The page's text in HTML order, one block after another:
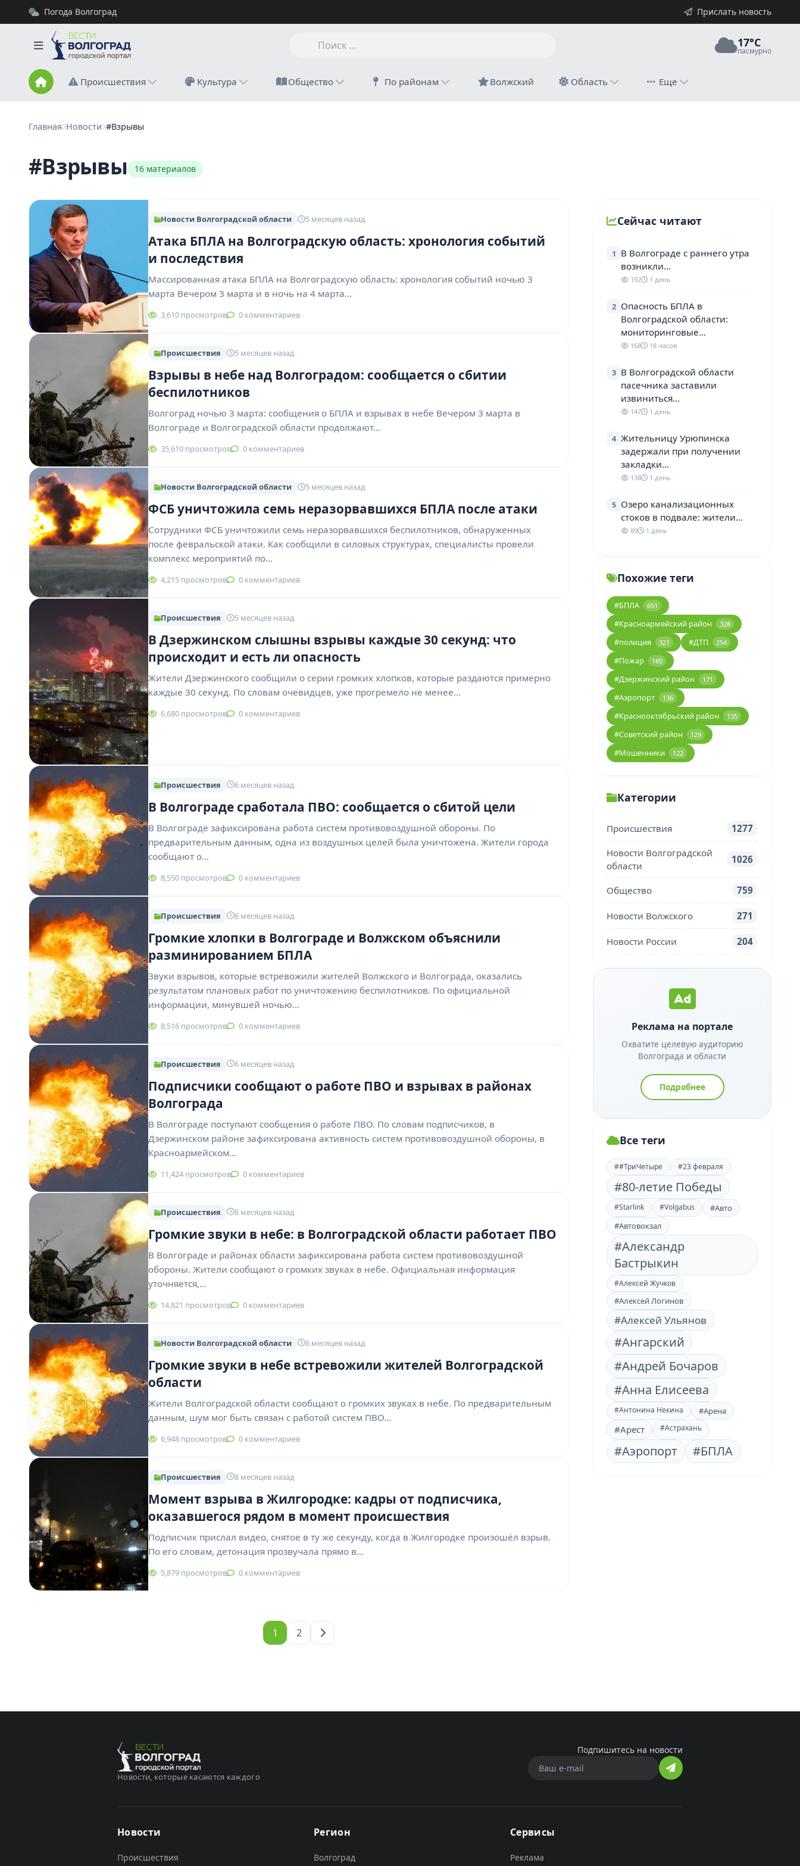
Погода Волгоград Прислать новость
17°C
пасмурно
Происшествия Культура Общество По районам Волжский Область Еще
Главная Новости #Взрывы
#Взрывы 16 материалов
Новости Волгоградской области 5 месяцев назад
Атака БПЛА на Волгоградскую область: хронология событий
и последствия
Массированная атака БПЛА на Волгоградскую область: хронология событий ночью 3
марта Вечером 3 марта и в ночь на 4 марта…
3,610 просмотров 0 комментариев
Происшествия 5 месяцев назад
Взрывы в небе над Волгоградом: сообщается о сбитии
беспилотников
Волгоград ночью 3 марта: сообщения о БПЛА и взрывах в небе Вечером 3 марта в
Волгограде и Волгоградской области продолжают…
35,610 просмотров 0 комментариев
Новости Волгоградской области 5 месяцев назад
ФСБ уничтожила семь неразорвавшихся БПЛА после атаки
Сотрудники ФСБ уничтожили семь неразорвавшихся беспилотников, обнаруженных
после февральской атаки. Как сообщили в силовых структурах, специалисты провели
комплекс мероприятий по…
4,215 просмотров 0 комментариев
Происшествия 5 месяцев назад
В Дзержинском слышны взрывы каждые 30 секунд: что
происходит и есть ли опасность
Жители Дзержинского сообщили о серии громких хлопков, которые раздаются примерно
каждые 30 секунд. По словам очевидцев, уже прогремело не менее…
6,680 просмотров 0 комментариев
Происшествия 6 месяцев назад
В Волгограде сработала ПВО: сообщается о сбитой цели
В Волгограде зафиксирована работа систем противовоздушной обороны. По
предварительным данным, одна из воздушных целей была уничтожена. Жители города
сообщают о…
8,550 просмотров 0 комментариев
Происшествия 6 месяцев назад
Громкие хлопки в Волгограде и Волжском объяснили
разминированием БПЛА
Звуки взрывов, которые встревожили жителей Волжского и Волгограда, оказались
результатом плановых работ по уничтожению беспилотников. По официальной
информации, минувшей ночью…
8,516 просмотров 0 комментариев
Происшествия 6 месяцев назад
Подписчики сообщают о работе ПВО и взрывах в районах
Волгограда
В Волгограде поступают сообщения о работе ПВО. По словам подписчиков, в
Дзержинском районе зафиксирована активность систем противовоздушной обороны, в
Красноармейском…
11,424 просмотров 0 комментариев
Происшествия 6 месяцев назад
Громкие звуки в небе: в Волгоградской области работает ПВО
В Волгограде и районах области зафиксирована работа систем противовоздушной
обороны. Жители сообщают о громких звуках в небе. Официальная информация
уточняется,…
14,821 просмотров 0 комментариев
Новости Волгоградской области 6 месяцев назад
Громкие звуки в небе встревожили жителей Волгоградской
области
Жители Волгоградской области сообщают о громких звуках в небе. По предварительным
данным, шум мог быть связан с работой систем ПВО…
6,948 просмотров 0 комментариев
Происшествия 8 месяцев назад
Момент взрыва в Жилгородке: кадры от подписчика,
оказавшегося рядом в момент происшествия
Подписчик прислал видео, снятое в ту же секунду, когда в Жилгородке произошёл взрыв.
По его словам, детонация прозвучала прямо в…
5,879 просмотров 0 комментариев
1 2
Сейчас читают
1 В Волгограде с раннего утра
возникли…
192 1 день
2 Опасность БПЛА в
Волгоградской области:
мониторинговые…
168 18 часов
3 В Волгоградской области
пасечника заставили
извиниться…
147 1 день
4 Жительницу Урюпинска
задержали при получении
закладки…
138 1 день
5 Озеро канализационных
стоков в подвале: жители…
89 1 день
Похожие теги
#БПЛА 651
#Красноармейский район 328
#полиция 321 #ДТП 254
#Пожар 180
#Дзержинский район 171
#Аэропорт 136
#Краснооктябрьский район 135
#Советский район 129
#Мошенники 122
Категории
Происшествия 1277
Новости Волгоградской
области
1026
Общество 759
Новости Волжского 271
Новости России 204
Реклама на портале
Охватите целевую аудиторию
Волгограда и области
Подробнее
Все теги
##ТриЧетыре #23 февраля
#80-летие Победы
#Starlink #Volgabus
#Авто
#Автовокзал
#Александр
Бастрыкин
#Алексей Жучков
#Алексей Логинов
#Алексей Ульянов
#Ангарский
#Андрей Бочаров
#Анна Елисеева
#Антонина Некина #Арена
#Арест #Астрахань
#Аэропорт #БПЛА
Новости, которые касаются каждого
Подпишитесь на новости
Новости
Происшествия
Регион
Волгоград
Сервисы
Реклама